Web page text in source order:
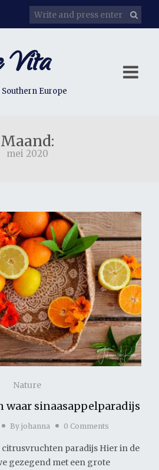
Vita
Europe
Maand:
mei 2020
Nature
waar sinaasappelparadijs
By johanna 0 Comments
citrusvruchten paradijs Hier in de
gezegend met een grote